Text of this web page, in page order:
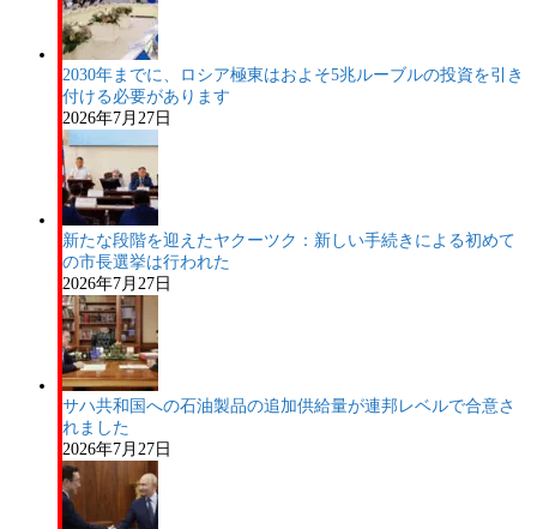
2030年までに、ロシア極東はおよそ5兆ルーブルの投資を引き
付ける必要があります
2026年7月27日
新たな段階を迎えたヤクーツク：新しい手続きによる初めて
の市長選挙は行われた
2026年7月27日
サハ共和国への石油製品の追加供給量が連邦レベルで合意さ
れました
2026年7月27日